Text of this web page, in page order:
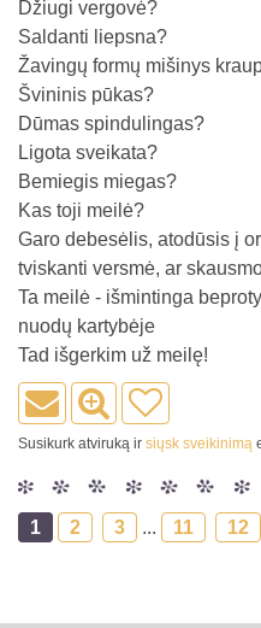
Džiugi vergovė?
Saldanti liepsna?
Žavingų formų mišinys
Švininis pūkas?
Dūmas spindulingas?
Ligota sveikata?
Bemiegis miegas?
Kas toji meilė?
Garo debesėlis, atodūsis į
tviskanti versmė, ar
Ta meilė - išmintinga
nuodų kartybėje
Tad išgerkim už meilę!
Susikurk atviruką ir siųsk sveikinimą
1 2 3 ... 11 12